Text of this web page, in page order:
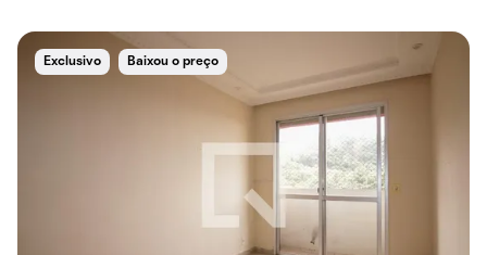
Exclusivo Baixou o preço